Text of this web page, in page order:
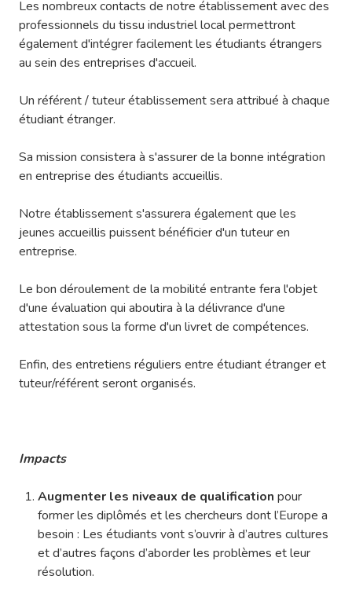
Les nombreux contacts de notre établissement avec des
professionnels du tissu industriel local permettront
également d'intégrer facilement les étudiants étrangers
au sein des entreprises d'accueil.
Un référent / tuteur établissement sera attribué à chaque
étudiant étranger.
Sa mission consistera à s'assurer de la bonne intégration
en entreprise des étudiants accueillis.
Notre établissement s'assurera également que les
jeunes accueillis puissent bénéficier d'un tuteur en
entreprise.
Le bon déroulement de la mobilité entrante fera l'objet
d'une évaluation qui aboutira à la délivrance d'une
attestation sous la forme d'un livret de compétences.
Enfin, des entretiens réguliers entre étudiant étranger et
tuteur/référent seront organisés.
Impacts
Augmenter les niveaux de qualification pour
former les diplômés et les chercheurs dont l’Europe a
besoin : Les étudiants vont s’ouvrir à d’autres cultures
et d’autres façons d’aborder les problèmes et leur
résolution.